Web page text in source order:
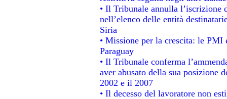
• Il Tribunale annulla
nell’elenco delle entità
Siria
• Missione per la crescita: le
Paraguay
• Il Tribunale conferma
aver abusato della sua posizione
2002 e il 2007
• Il decesso del lavoratore non